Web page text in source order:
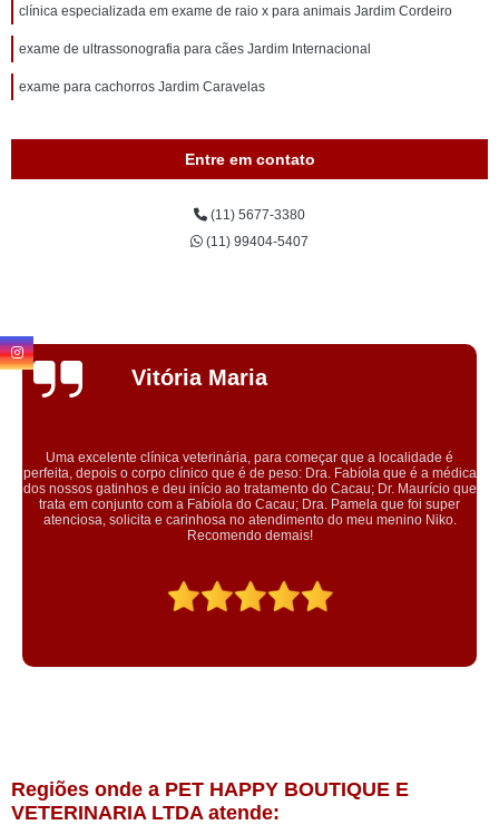
clínica especializada em exame de raio x para animais Jardim Cordeiro
exame de ultrassonografia para cães Jardim Internacional
exame para cachorros Jardim Caravelas
Entre em contato
(11) 5677-3380
(11) 99404-5407
para começar que a localidade é
é de peso: Dra. Fabíola que é a médica
tratamento do Cacau; Dr. Maurício que
do Cacau; Dra. Pamela que foi super
atendimento do meu menino Niko.
Conheci a clínica
microchipagem na minha
equipe gentil e educada.
Regiões onde a PET HAPPY BOUTIQUE E
VETERINARIA LTDA atende: